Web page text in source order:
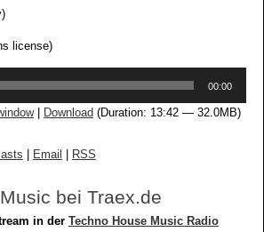
license)
00:00
| Download (Duration: 13:42 — 32.0MB)
Email RSS
bei Traex.de
in der Techno House Music Radio